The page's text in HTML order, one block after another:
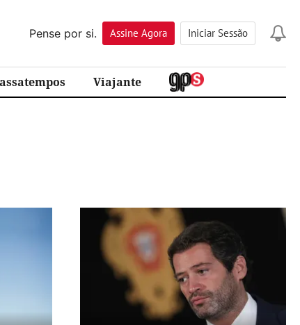
Pense por si.
Assine Agora Iniciar Sessão
Viajante